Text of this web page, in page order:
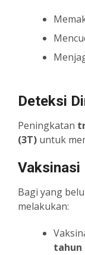
Deteksi
Peningkatan
(3T) untuk
Vaksinasi
Bagi yang
melakukan:
tahun